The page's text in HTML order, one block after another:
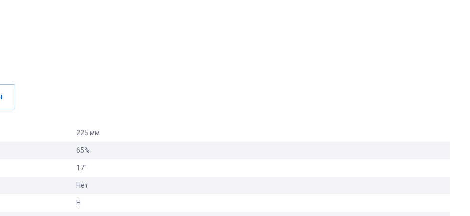
225 мм
65%
17"
Нет
H